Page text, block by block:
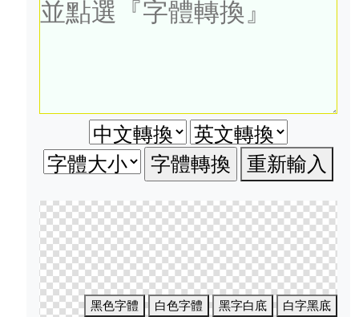
重新輸入
黑色字體 白色字體 黑字白底
白字黑底